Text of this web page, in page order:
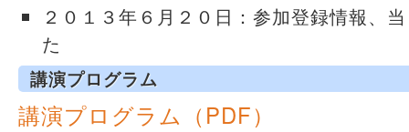
２０１３年６月２０日：参加登録情報、
た
講演プログラム
講演プログラム（PDF）